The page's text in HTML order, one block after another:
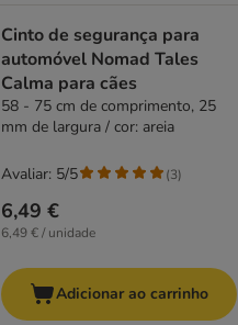
Cinto de segurança para
automóvel Nomad Tales
Calma para cães
58 - 75 cm de comprimento, 25
mm de largura / cor: areia
6,49 €
6,49 € / unidade
Avaliar: 5/5 (3)
Adicionar ao carrinho